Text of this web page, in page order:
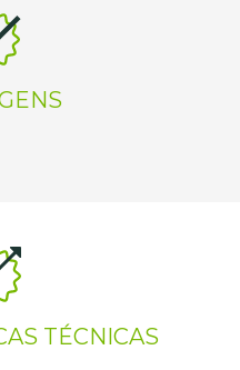
TÉCNICAS